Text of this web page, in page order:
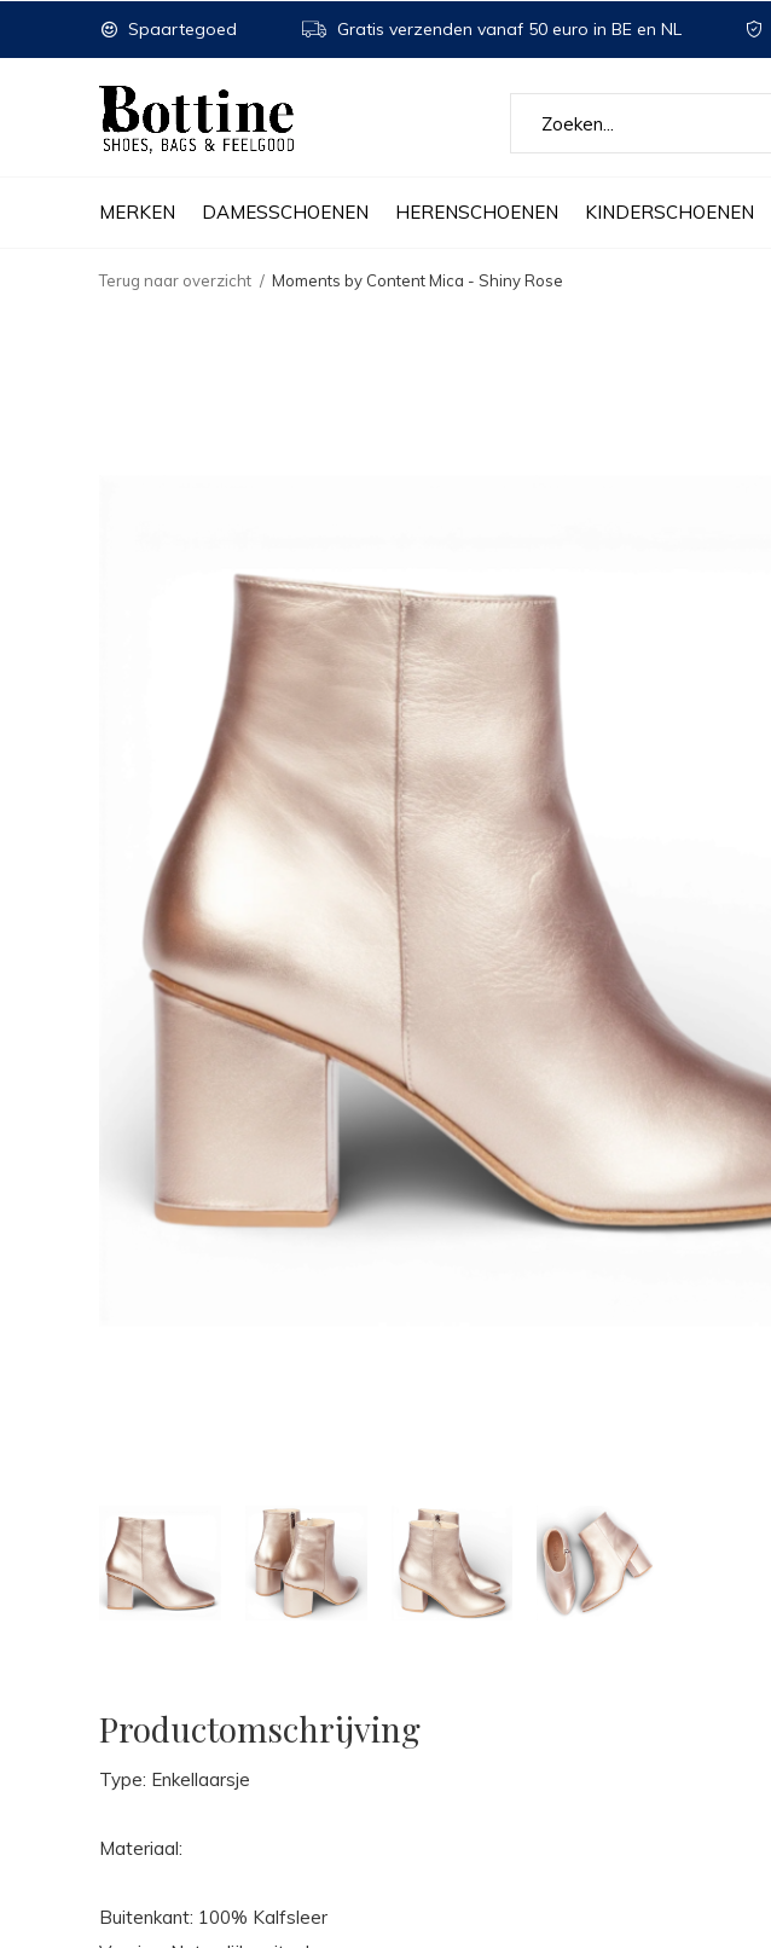
MERKEN DAMESSCHOENEN HERENSCHOENEN KINDERSCHOENEN
Spaartegoed Gratis verzenden vanaf 50 euro in BE en NL
Terug naar overzicht Moments by Content Mica - Shiny Rose
Productomschrijving
Type: Enkellaarsje
Materiaal:
Buitenkant: 100% Kalfsleer